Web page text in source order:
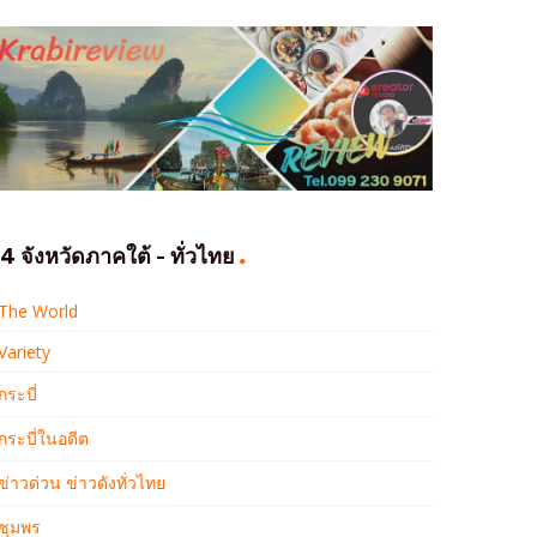
จังหวัดภาคใต้ - ทั่วไทย
World
ระบี่
ระบี่ในอดีต
าวด่วน ข่าวดังทั่วไทย
มพร